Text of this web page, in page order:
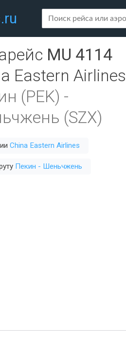
MU 4114
Eastern Airlines
(PEK) -
(SZX)
China Eastern Airlines
Пекин - Шеньчжень